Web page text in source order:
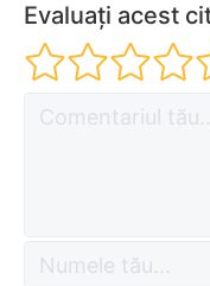
Evaluați acest